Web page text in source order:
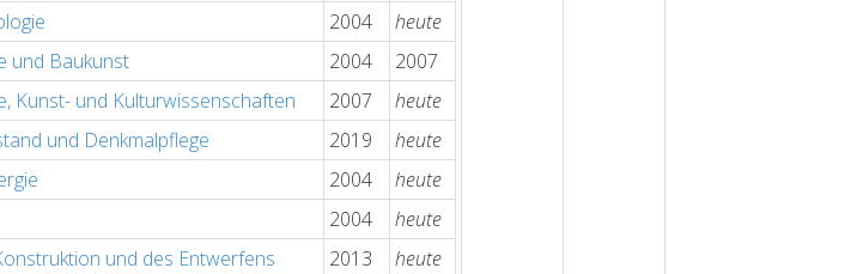
2004
heute
und Baukunst 2004
2007
Kunst- und Kulturwissenschaften 2007
heute
und Denkmalpflege 2019
heute
2004
heute
2004
heute
und des Entwerfens 2013
heute